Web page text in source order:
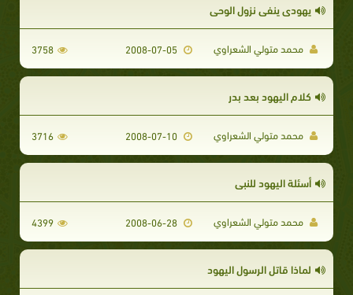
يهودى ينفي نزول الوحي
محمد متولي الشعراوي 2008-07-05
3758
كلام اليهود بعد بدر
محمد متولي الشعراوي 2008-07-10
3716
أسئلة اليهود للنبي
محمد متولي الشعراوي 2008-06-28
4399
لماذا قاتل الرسول اليهود